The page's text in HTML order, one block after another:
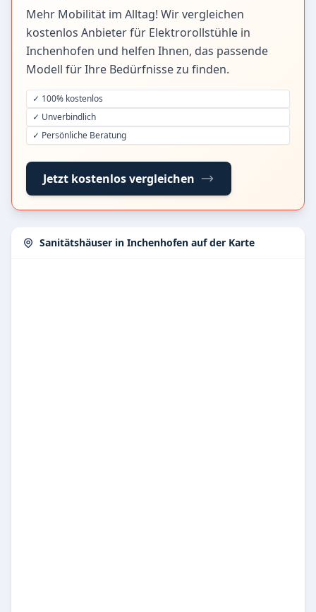
Mehr Mobilität im Alltag! Wir vergleichen
kostenlos Anbieter für Elektrorollstühle in
Inchenhofen und helfen Ihnen, das passende
Modell für Ihre Bedürfnisse zu finden.
✓ 100% kostenlos
✓ Unverbindlich
✓ Persönliche Beratung
Jetzt kostenlos vergleichen
Sanitätshäuser in Inchenhofen auf der Karte